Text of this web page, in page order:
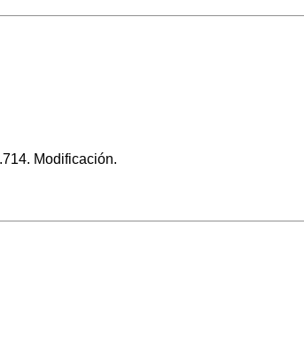
Modificación.